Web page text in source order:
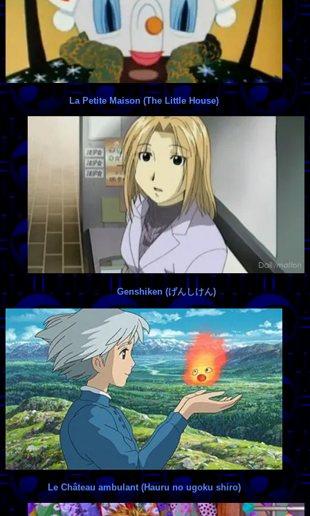
La Petite Maison (The Little House)
Genshiken (げんしけん)
Le Château ambulant (Hauru no ugoku shiro)